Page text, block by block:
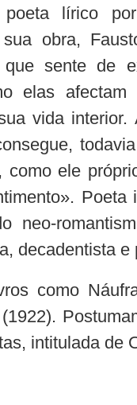
lírico
obra,
sente de
elas
vida
como ele
neo-
decadentista e
como
intitulada de